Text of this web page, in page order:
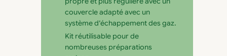
couvercle adapté avec un
système d’échappement des gaz.
Kit réutilisable pour de
nombreuses préparations